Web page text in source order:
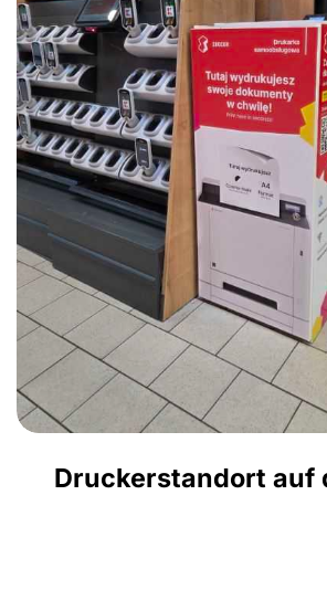
Druckerstandort auf